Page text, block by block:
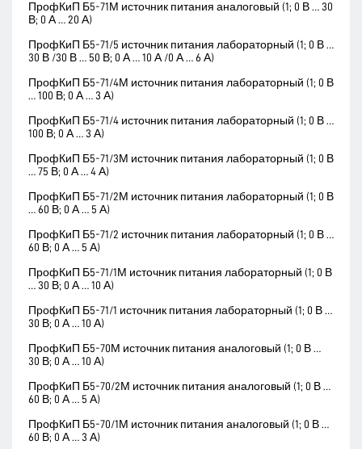
ПрофКиП Б5-71М источник питания аналоговый (1; 0 В … 30
В; 0 А … 20 А)
ПрофКиП Б5-71/5 источник питания лабораторный (1; 0 В …
30 В /30 В … 50 В; 0 А … 10 А /0 А … 6 А)
ПрофКиП Б5-71/4М источник питания лабораторный (1; 0 В
… 100 В; 0 А … 3 А)
ПрофКиП Б5-71/4 источник питания лабораторный (1; 0 В …
100 В; 0 А … 3 А)
ПрофКиП Б5-71/3М источник питания лабораторный (1; 0 В
… 75 В; 0 А … 4 А)
ПрофКиП Б5-71/2М источник питания лабораторный (1; 0 В
… 60 В; 0 А … 5 А)
ПрофКиП Б5-71/2 источник питания лабораторный (1; 0 В …
60 В; 0 А … 5 А)
ПрофКиП Б5-71/1М источник питания лабораторный (1; 0 В
… 30 В; 0 А … 10 А)
ПрофКиП Б5-71/1 источник питания лабораторный (1; 0 В …
30 В; 0 А … 10 А)
ПрофКиП Б5-70М источник питания аналоговый (1; 0 В …
30 В; 0 А … 10 А)
ПрофКиП Б5-70/2М источник питания аналоговый (1; 0 В …
60 В; 0 А … 5 А)
ПрофКиП Б5-70/1М источник питания аналоговый (1; 0 В …
60 В; 0 А … 3 А)